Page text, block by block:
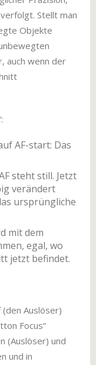
Stellt man
Objekte
auch wenn der
AF-start: Das
steht still. Jetzt
verändert
ursprüngliche
mit dem
egal, wo
jetzt befindet.
Auslöser)
Focus“
(Auslöser) und
und in